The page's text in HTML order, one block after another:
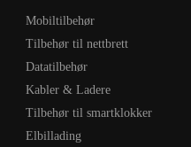
Mobiltilbehør
Tilbehør til nettbrett
Datatilbehør
Kabler & Ladere
Tilbehør til smartklokker
Elbillading